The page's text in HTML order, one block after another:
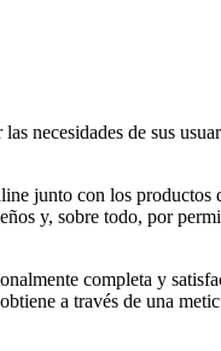
necesidades de sus
junto con los
y, sobre todo, por
completa y
a través de una